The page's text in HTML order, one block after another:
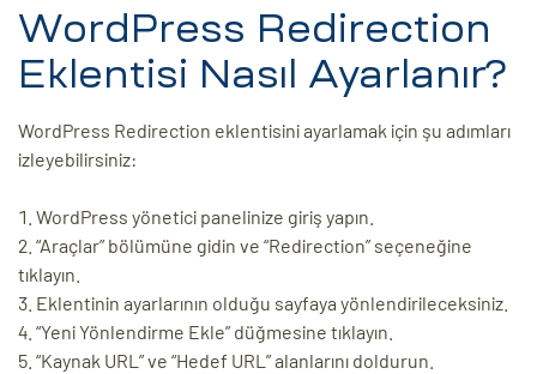
WordPress Redirection
Eklentisi Nasıl Ayarlanır?
WordPress Redirection eklentisini ayarlamak için şu adımları
izleyebilirsiniz:
WordPress yönetici panelinize giriş yapın.
“Araçlar” bölümüne gidin ve “Redirection” seçeneğine
tıklayın.
Eklentinin ayarlarının olduğu sayfaya yönlendirileceksiniz.
“Yeni Yönlendirme Ekle” düğmesine tıklayın.
“Kaynak URL” ve “Hedef URL” alanlarını doldurun.